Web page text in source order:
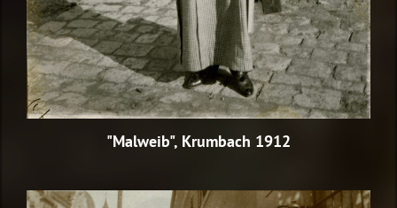
"Malweib", Krumbach 1912